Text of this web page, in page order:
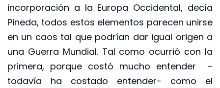
incorporación a la Europa Occidental, decía
Pineda, todos estos elementos parecen unirse
en un caos tal que podrían dar igual origen a
una Guerra Mundial. Tal como ocurrió con la
primera, porque costó mucho entender -
todavía ha costado entender- como el